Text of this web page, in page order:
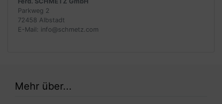
Parkweg 2
72458 Albstadt
E-Mail: info@schmetz.com
Mehr über...